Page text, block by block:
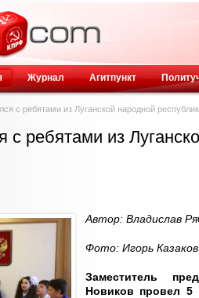
Журнал Агитпункт
с ребятами из Луганской народной
с ребятами из
Автор: Владислав
Фото: Игорь Казаков
Заместитель
Новиков провел 5